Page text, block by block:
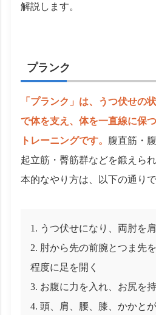
解説します。
プランク
「プランク」は、うつ伏せの
で体を支え、体を一直線に保
トレーニングです。 腹直筋・
起立筋・臀筋群などを鍛えら
本的なやり方は、以下の通りで
うつ伏せになり、両肘を
肘から先の前腕とつま先
程度に足を開く
お腹に力を入れ、お尻を
頭、肩、腰、膝、かかと